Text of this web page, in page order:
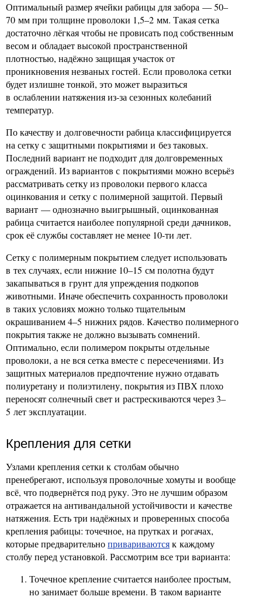
Оптимальный размер ячейки рабицы для забора — 50–
70 мм при толщине проволоки 1,5–2 мм. Такая сетка
достаточно лёгкая чтобы не провисать под собственным
весом и обладает высокой пространственной
плотностью, надёжно защищая участок от
проникновения незваных гостей. Если проволока сетки
будет излишне тонкой, это может выразиться
в ослаблении натяжения из-за сезонных колебаний
температур.
По качеству и долговечности рабица классифицируется
на сетку с защитными покрытиями и без таковых.
Последний вариант не подходит для долговременных
ограждений. Из вариантов с покрытиями можно всерьёз
рассматривать сетку из проволоки первого класса
оцинкования и сетку с полимерной защитой. Первый
вариант — однозначно выигрышный, оцинкованная
рабица считается наиболее популярной среди дачников,
срок её службы составляет не менее 10-ти лет.
Сетку с полимерным покрытием следует использовать
в тех случаях, если нижние 10–15 см полотна будут
закапываться в грунт для упреждения подкопов
животными. Иначе обеспечить сохранность проволоки
в таких условиях можно только тщательным
окрашиванием 4–5 нижних рядов. Качество полимерного
покрытия также не должно вызывать сомнений.
Оптимально, если полимером покрыты отдельные
проволоки, а не вся сетка вместе с пересечениями. Из
защитных материалов предпочтение нужно отдавать
полиуретану и полиэтилену, покрытия из ПВХ плохо
переносят солнечный свет и растрескиваются через 3–
5 лет эксплуатации.
Крепления для сетки
Узлами крепления сетки к столбам обычно
пренебрегают, используя проволочные хомуты и вообще
всё, что подвернётся под руку. Это не лучшим образом
отражается на антивандальной устойчивости и качестве
натяжения. Есть три надёжных и проверенных способа
крепления рабицы: точечное, на прутках и рогачах,
которые предварительнопривариваютсяк каждому
столбу перед установкой. Рассмотрим все три варианта:
Точечное крепление считается наиболее простым,
но занимает больше времени. В таком варианте